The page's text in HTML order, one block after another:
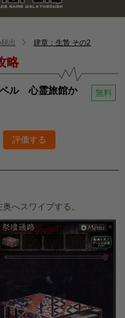
出
肆章：生贄 その2
略
ベル 心霊旅館か
無料
評価する
へスワイプする。